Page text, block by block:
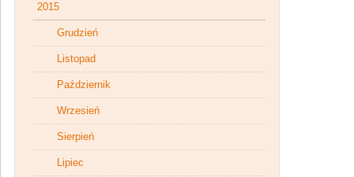
2015
Grudzień
Listopad
Październik
Wrzesień
Sierpień
Lipiec